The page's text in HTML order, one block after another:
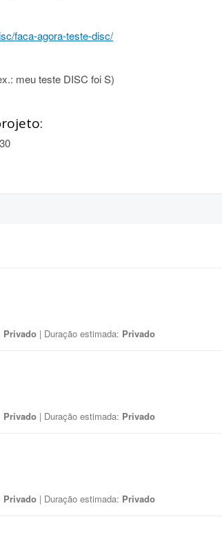
faca-agora-teste-disc/
meu teste DISC foi S)
Privado | Duração estimada: Privado
Privado | Duração estimada: Privado
Privado | Duração estimada: Privado